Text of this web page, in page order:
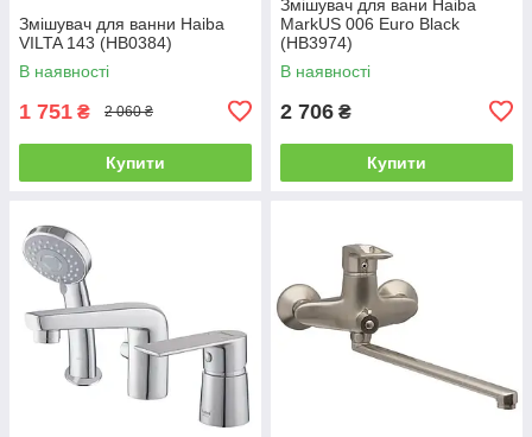
Змішувач для ванни Haiba
VILTA 143 (HB0384)
В наявності
1 751 ₴ 2 060 ₴
Купити
Змішувач для вани Haiba
MarkUS 006 Euro Black
(HB3974)
В наявності
2 706 ₴
Купити